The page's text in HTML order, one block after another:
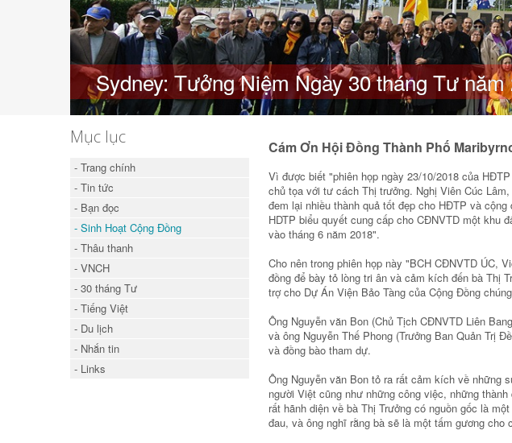
Sydney: Tưởng Niệm Ngày 30 tháng Tư năm
Mục lục
- Trang chính
- Tin tức
- Bạn đọc
- Sinh Hoạt Cộng Đồng
- Thâu thanh
- VNCH
- 30 tháng Tư
- Tiếng Việt
- Du lịch
- Nhắn tin
- Links
Cám Ơn Hội Đồng Thành Phố
Vì được biết "phiên họp ngày 23/10/2018 của
chủ tọa với tư cách Thị trưởng. Nghị Viên Cúc
đem lại nhiều thành quả tốt đẹp cho HĐTP và
HDTP biểu quyết cung cấp cho CĐNVTD một khu
vào tháng 6 năm 2018".
Cho nên trong phiên họp này "BCH CĐNVTD ÚC,
đồng để bày tỏ lòng tri ân và cảm kích đến bà Thị
trợ cho Dự Án Viện Bảo Tàng của Cộng Đồng
Ông Nguyễn văn Bon (Chủ Tịch CĐNVTD Liên
và ông Nguyễn Thế Phong (Trưởng Ban Quản Trị
và đồng bào tham dự.
Ông Nguyễn văn Bon tỏ ra rất cảm kích về những
người Việt cũng như những công việc, những
rất hãnh diện về bà Thị Trưởng có nguồn gốc là
đau, và ông nghĩ rằng bà sẽ là một tấm gương cho